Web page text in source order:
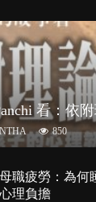
850
母職疲勞：為何
心理負擔